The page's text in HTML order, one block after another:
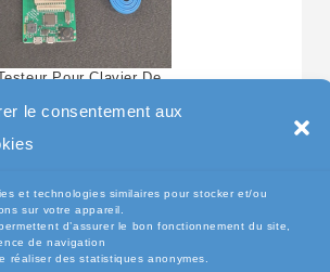
le consentement aux
et technologies similaires pour stocker et/ou
sur votre appareil.
d’assurer le bon fonctionnement du site,
de navigation
réaliser des statistiques anonymes.
Pour Clavier De